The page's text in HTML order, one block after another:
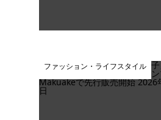
ファッション・ライフスタイル